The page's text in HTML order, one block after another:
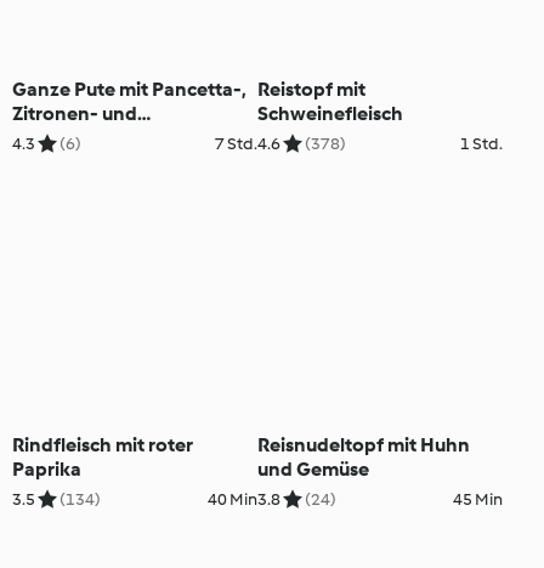
Ganze Pute mit Pancetta-,
Zitronen- und
Kräuterfüllung
4.3 (6) 7 Std.
Reistopf mit
Schweinefleisch
4.6 (378) 1 Std.
Rindfleisch mit roter
Paprika
3.5 (134) 40 Min
Reisnudeltopf mit Huhn
und Gemüse
3.8 (24) 45 Min